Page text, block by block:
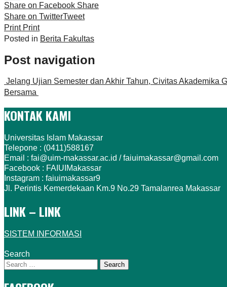
Link
Print
Share on Facebook Share
Share on TwitterTweet
Print Print
Posted in Berita Fakultas
Post navigation
Jelang Ujian Semester dan Akhir Tahun, Civitas Akademika
Bersama
KONTAK KAMI
Universitas Islam Makassar
Telepone : (0411)588167
Email : fai@uim-makassar.ac.id / faiuimakassar@gmail.com
Facebook : FAIUIMakassar
Instagram : faiuimakassar9
Jl. Perintis Kemerdekaan Km.9 No.29 Tamalanrea Makassar
LINK – LINK
SISTEM INFORMASI
Search